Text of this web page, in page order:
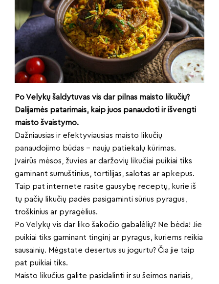
Po Velykų šaldytuvas vis dar pilnas maisto likučių?
Dalijamės patarimais, kaip juos panaudoti ir išvengti
maisto švaistymo.
Dažniausias ir efektyviausias maisto likučių
panaudojimo būdas – naujų patiekalų kūrimas.
Įvairūs mėsos, žuvies ar daržovių likučiai puikiai tiks
gaminant sumuštinius, tortilijas, salotas ar apkepus.
Taip pat internete rasite gausybę receptų, kurie iš
tų pačių likučių padės pasigaminti sūrius pyragus,
troškinius ar pyragėlius.
Po Velykų vis dar liko šakočio gabalėlių? Ne bėda! Jie
puikiai tiks gaminant tinginį ar pyragus, kuriems reikia
sausainių. Mėgstate desertus su jogurtu? Čia jie taip
pat puikiai tiks.
Maisto likučius galite pasidalinti ir su šeimos nariais,